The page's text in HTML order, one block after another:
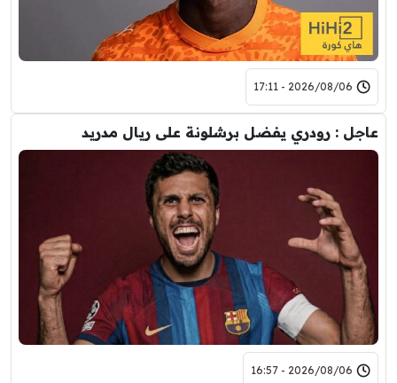
2026/08/06 - 17:11
عاجل : رودري يفضل برشلونة على ريال مدريد
2026/08/06 - 16:57